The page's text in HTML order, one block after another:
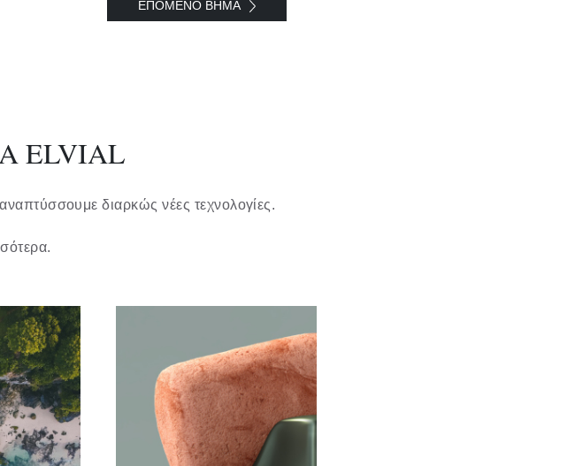
ΕΠΟΜΕΝΟ ΒΗΜΑ
ELVIAL
διαρκώς νέες τεχνολογίες.